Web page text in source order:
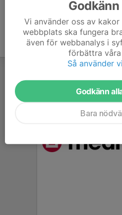
Vi använder oss av
webbplats ska fungera
även för webbanalys i
förbättra
Så använder
Godkänn
Bara